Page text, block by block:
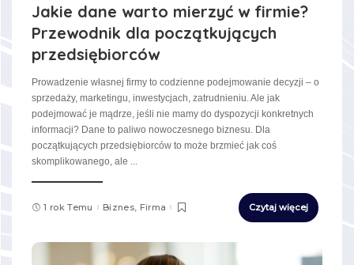
Jakie dane warto mierzyć w firmie?
Przewodnik dla początkujących
przedsiębiorców
Prowadzenie własnej firmy to codzienne podejmowanie decyzji – o
sprzedaży, marketingu, inwestycjach, zatrudnieniu. Ale jak
podejmować je mądrze, jeśli nie mamy do dyspozycji konkretnych
informacji? Dane to paliwo nowoczesnego biznesu. Dla
początkujących przedsiębiorców to może brzmieć jak coś
skomplikowanego, ale ...
1 rok Temu Biznes, Firma Czytaj więcej